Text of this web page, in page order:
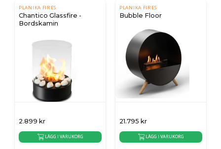
PLANIKA FIRES
Chantico Glassfire -
Bordskamin
2.899 kr
LÄGG I VARUKORG
PLANIKA FIRES
Bubble Floor
21.795 kr
LÄGG I VARUKORG